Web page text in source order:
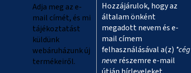
Adja meg az e-
mail címét, és mi
tájékoztatást
küldünk
webáruházunk új
termékeiről.
Hozzájárulok, hogy az
általam önként
megadott nevem és e-
mail címem
felhasználásával a(z) *cég
neverészemre e-mail